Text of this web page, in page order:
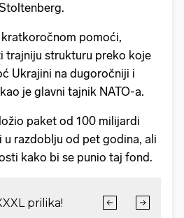
pomoći,
trajniju strukturu preko koje
Ukrajini na dugoročniji i
je glavni tajnik NATO-a.
paket od 100 milijardi
razdoblju od pet godina, ali
kako bi se punio taj fond.